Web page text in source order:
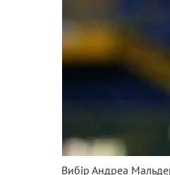
Вибір Андреа